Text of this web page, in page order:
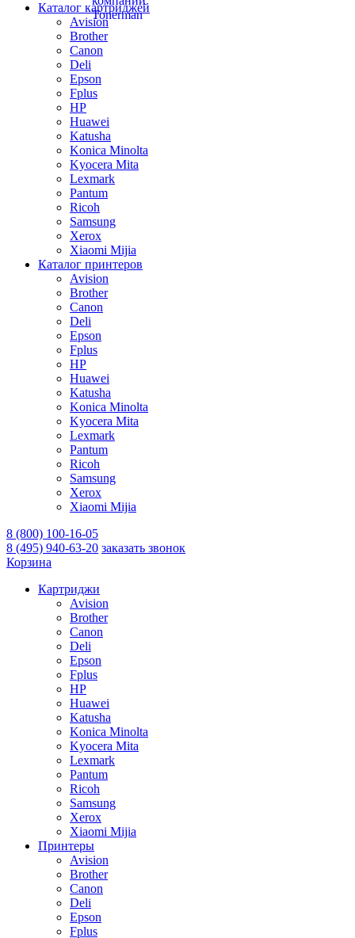
Каталог картриджей
Avision
Brother
Canon
Deli
Epson
Fplus
HP
Huawei
Katusha
Konica Minolta
Kyocera Mita
Lexmark
Pantum
Ricoh
Samsung
Xerox
Xiaomi Mijia
Каталог принтеров
Avision
Brother
Canon
Deli
Epson
Fplus
HP
Huawei
Katusha
Konica Minolta
Kyocera Mita
Lexmark
Pantum
Ricoh
Samsung
Xerox
Xiaomi Mijia
8 (800) 100-16-05
8 (495) 940-63-20 заказать звонок
Корзина
Картриджи
Avision
Brother
Canon
Deli
Epson
Fplus
HP
Huawei
Katusha
Konica Minolta
Kyocera Mita
Lexmark
Pantum
Ricoh
Samsung
Xerox
Xiaomi Mijia
Принтеры
Avision
Brother
Canon
Deli
Epson
Fplus